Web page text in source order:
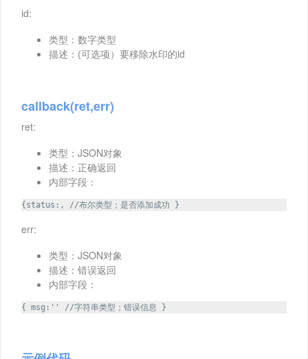
id:
类型：数字类型
描述：(可选项）要移除水印的id
callback(ret,err)
ret:
类型：JSON对象
描述：正确返回
内部字段：
{status:, //布尔类型；是否添加成功 }
err:
类型：JSON对象
描述：错误返回
内部字段：
{ msg:'' //字符串类型；错误信息 }